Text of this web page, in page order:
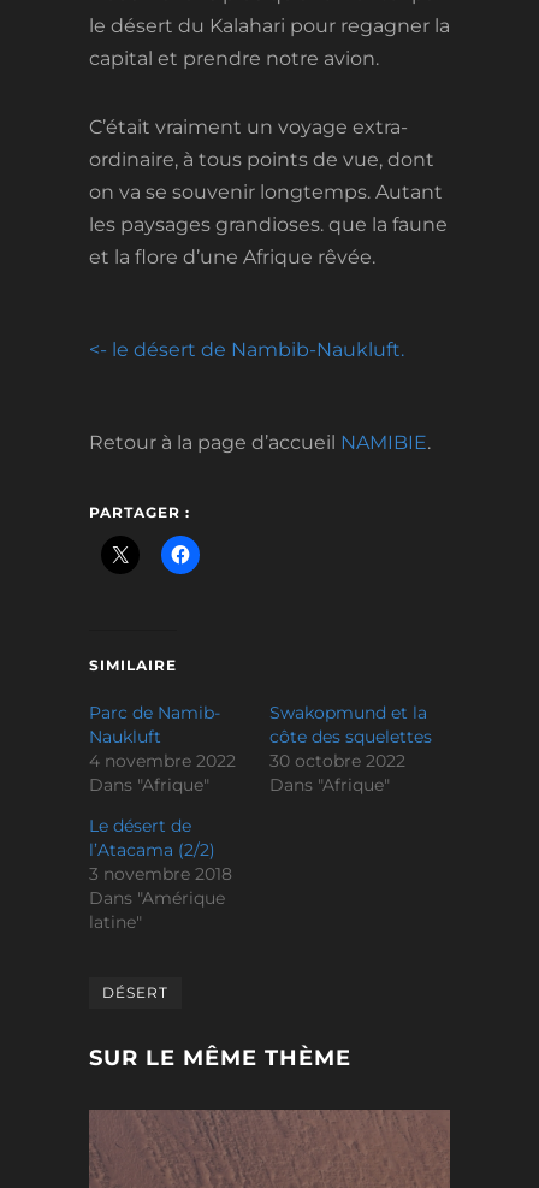
le désert du Kalahari pour regagner la
capital et prendre notre avion.
C’était vraiment un voyage extra-
ordinaire, à tous points de vue, dont
on va se souvenir longtemps. Autant
les paysages grandioses. que la faune
et la flore d’une Afrique rêvée.
<- le désert de Nambib-Naukluft.
Retour à la page d’accueil NAMIBIE.
PARTAGER :
SIMILAIRE
Parc de Namib-
Naukluft
4 novembre 2022
Dans "Afrique"
Swakopmund et la
côte des squelettes
30 octobre 2022
Dans "Afrique"
Le désert de
l’Atacama (2/2)
3 novembre 2018
Dans "Amérique
latine"
DÉSERT
SUR LE MÊME THÈME